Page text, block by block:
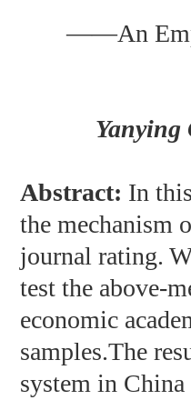
——An
Abstract: In
the mechanism
journal rating.
test the above-
economic
samples.The
system in China